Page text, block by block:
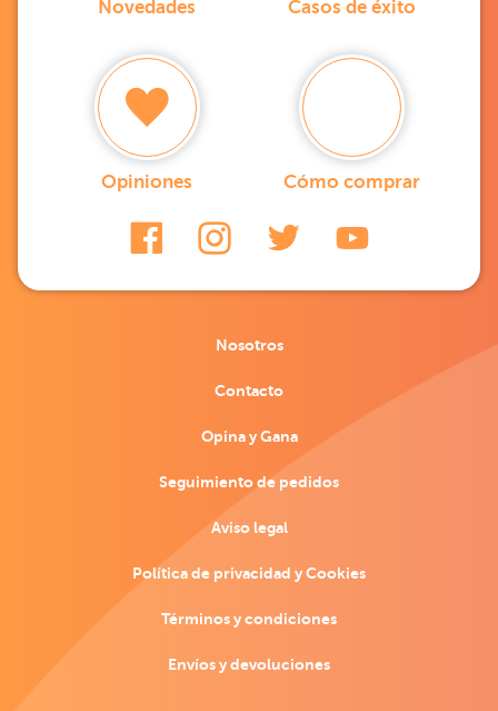
Novedades Casos de éxito
Opiniones Cómo comprar
Nosotros
Contacto
Opina y Gana
Seguimiento de pedidos
Aviso legal
Política de privacidad y Cookies
Términos y condiciones
Envíos y devoluciones